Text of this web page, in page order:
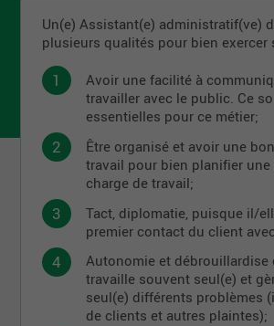
Un(e) Assistant(e) administratif(ve)
plusieurs qualités pour bien exercer
Avoir une facilité à
travailler avec le public. Ce
essentielles pour ce métier;
Être organisé et avoir une
travail pour bien planifier
charge de travail;
Tact, diplomatie, puisque il/
premier contact du client
Autonomie et débrouillardise
travaille souvent seul(e) et
seul(e) différents problèmes
de clients et autres plaintes);